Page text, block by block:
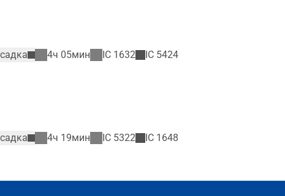
4ч 05мин IC 1632 IC 5424
4ч 19мин IC 5322 IC 1648